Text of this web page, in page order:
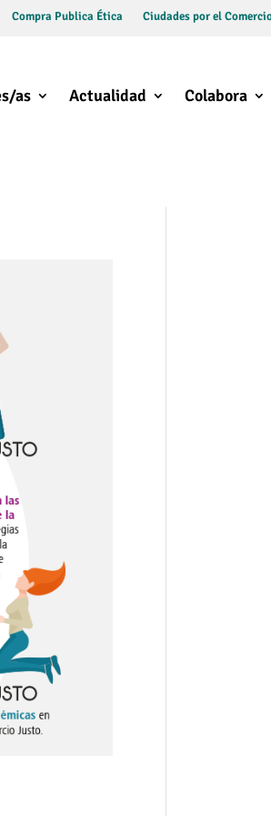
Compra Publica Ética Ciudades por el
as Actualidad Colabora